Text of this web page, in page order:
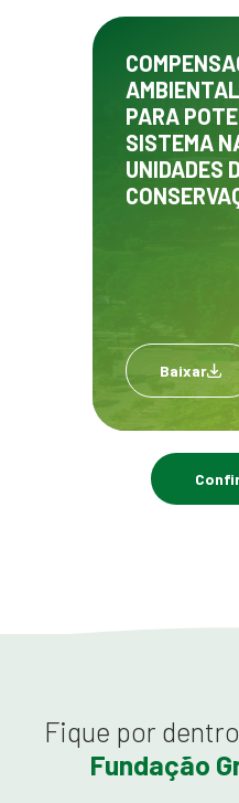
PARA
SISTEMA
UNIDADES
Baixar
Fique por
Fundação